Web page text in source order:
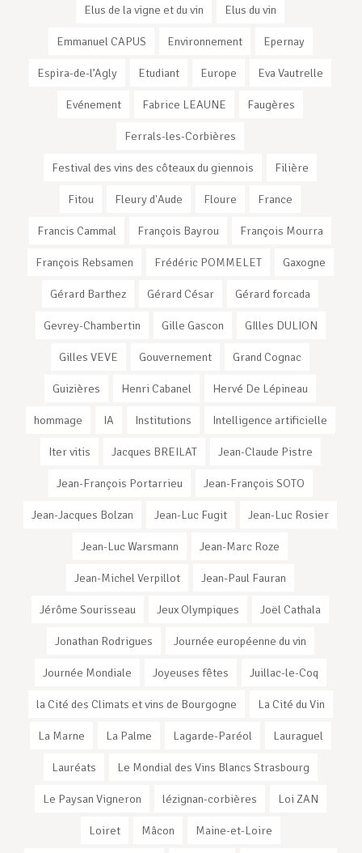
Elus de la vigne et du vin Elus du vin
Emmanuel CAPUS Environnement Epernay
Espira-de-l’Agly Etudiant Europe Eva Vautrelle
Evénement Fabrice LEAUNE Faugères
Ferrals-les-Corbières
Festival des vins des côteaux du giennois Filière
Fitou Fleury d'Aude Floure France
Francis Cammal François Bayrou François Mourra
François Rebsamen Frédéric POMMELET Gaxogne
Gérard Barthez Gérard César Gérard forcada
Gevrey-Chambertin Gille Gascon GIlles DULION
Gilles VEVE Gouvernement Grand Cognac
Guizières Henri Cabanel Hervé De Lépineau
hommage IA Institutions Intelligence artificielle
Iter vitis Jacques BREILAT Jean-Claude Pistre
Jean-François Portarrieu Jean-François SOTO
Jean-Jacques Bolzan Jean-Luc Fugit Jean-Luc Rosier
Jean-Luc Warsmann Jean-Marc Roze
Jean-Michel Verpillot Jean-Paul Fauran
Jérôme Sourisseau Jeux Olympiques Joël Cathala
Jonathan Rodrigues Journée européenne du vin
Journée Mondiale Joyeuses fêtes Juillac-le-Coq
la Cité des Climats et vins de Bourgogne La Cité du Vin
La Marne La Palme Lagarde-Paréol Lauraguel
Lauréats Le Mondial des Vins Blancs Strasbourg
Le Paysan Vigneron lézignan-corbières Loi ZAN
Loiret Mâcon Maine-et-Loire